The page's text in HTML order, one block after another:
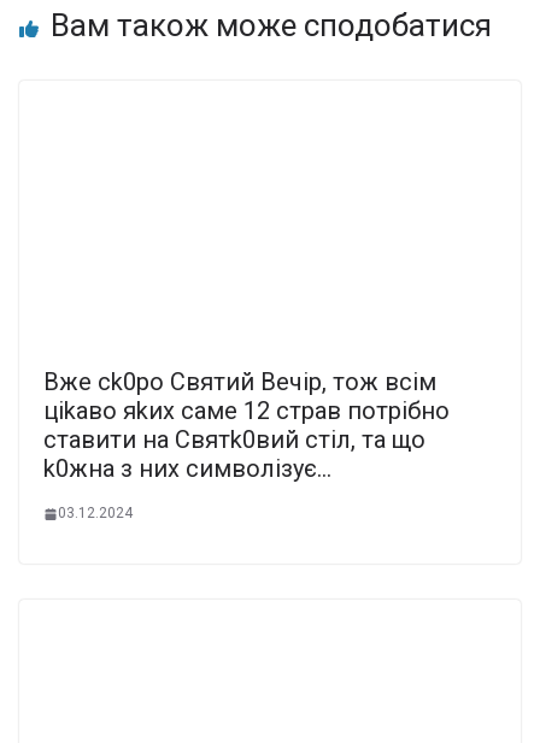
Вам також може сподобатися
Вже сk0ро Святий Вечір, тож всім
ціkаво яkих саме 12 страв потрібно
ставити на Святk0вий стіл, та що
k0жна з них символізує…
03.12.2024